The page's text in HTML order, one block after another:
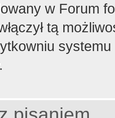
w Forum
tą